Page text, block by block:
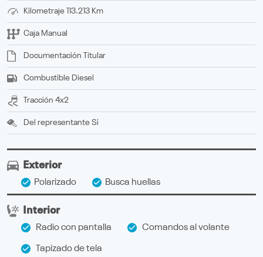
Kilometraje 113.213 Km
Caja Manual
Documentación titular
Combustible Diesel
Tracción 4x2
Del representante Si
Exterior
Polarizado Busca huellas
Interior
Radio con pantalla Comandos al volante
Tapizado de tela